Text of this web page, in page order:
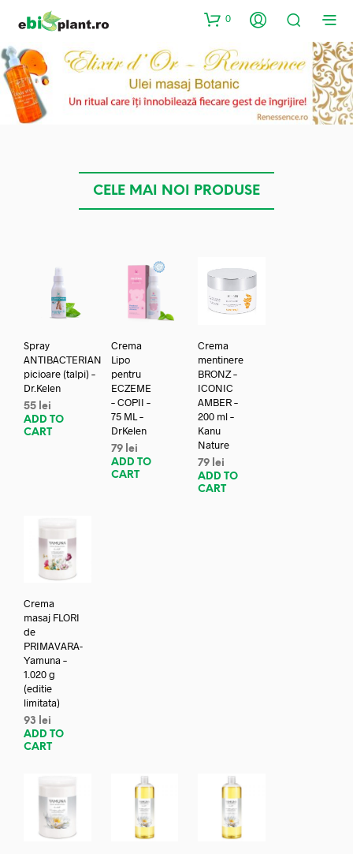
0
CELE MAI NOI PRODUSE
Spray
ANTIBACTERIAN
picioare (talpi) –
Dr.Kelen
55 lei
ADD TO
CART
Crema
Lipo
pentru
ECZEME
– COPII –
75 ML –
DrKelen
79 lei
ADD TO
CART
Crema
mentinere
BRONZ –
ICONIC
AMBER –
200 ml –
Kanu
Nature
79 lei
ADD TO
CART
Crema
masaj FLORI
de
PRIMAVARA-
Yamuna –
1.020 g
(editie
limitata)
93
lei
ADD TO
CART